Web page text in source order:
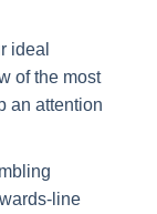
ideal
of the most
an attention
line